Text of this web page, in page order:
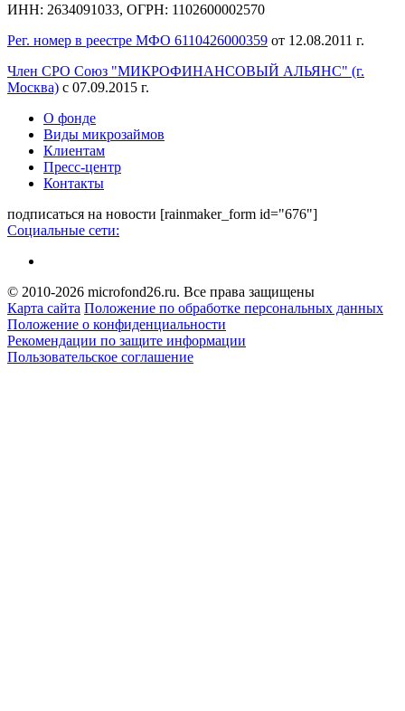
ИНН: 2634091033, ОГРН: 1102600002570
Рег. номер в реестре МФО 6110426000359 от 12.08.2011 г.
Член СРО Союз "МИКРОФИНАНСОВЫЙ АЛЬЯНС" (г.
Москва) с 07.09.2015 г.
О фонде
Виды микрозаймов
Клиентам
Пресс-центр
Контакты
подписаться на новости [rainmaker_form id="676"]
Социальные сети:
© 2010-2026 microfond26.ru. Все права защищены
Карта сайта Положение по обработке персональных данных
Положение о конфиденциальности
Рекомендации по защите информации
Пользовательское соглашение